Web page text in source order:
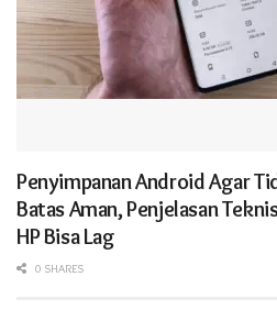
Penyimpanan Android Agar
Batas Aman, Penjelasan
HP Bisa Lag
0 SHARES